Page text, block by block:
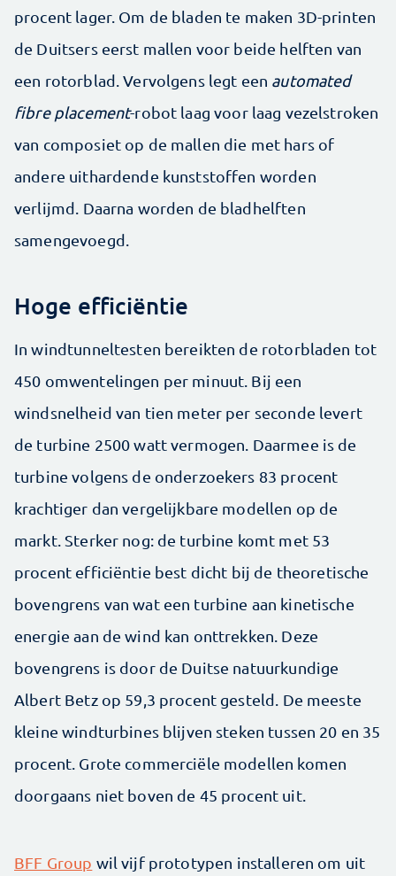
procent lager. Om de bladen te maken 3D-printen
de Duitsers eerst mallen voor beide helften van
een rotorblad. Vervolgens legt een automated
fibre placement-robot laag voor laag vezelstroken
van composiet op de mallen die met hars of
andere uithardende kunststoffen worden
verlijmd. Daarna worden de bladhelften
samengevoegd.
Hoge efficiëntie
In windtunneltesten bereikten de rotorbladen tot
450 omwentelingen per minuut. Bij een
windsnelheid van tien meter per seconde levert
de turbine 2500 watt vermogen. Daarmee is de
turbine volgens de onderzoekers 83 procent
krachtiger dan vergelijkbare modellen op de
markt. Sterker nog: de turbine komt met 53
procent efficiëntie best dicht bij de theoretische
bovengrens van wat een turbine aan kinetische
energie aan de wind kan onttrekken. Deze
bovengrens is door de Duitse natuurkundige
Albert Betz op 59,3 procent gesteld. De meeste
kleine windturbines blijven steken tussen 20 en 35
procent. Grote commerciële modellen komen
doorgaans niet boven de 45 procent uit.
BFF Group wil vijf prototypen installeren om uit